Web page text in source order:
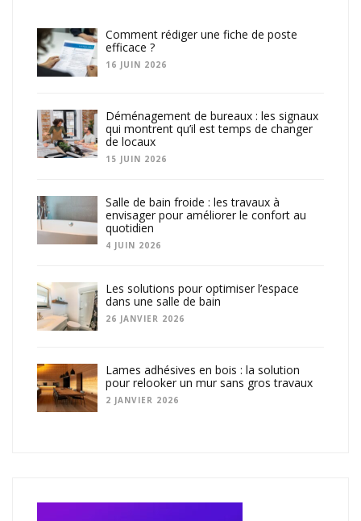
Comment rédiger une fiche de poste
efficace ?
16 JUIN 2026
Déménagement de bureaux : les signaux
qui montrent qu’il est temps de changer
de locaux
15 JUIN 2026
Salle de bain froide : les travaux à
envisager pour améliorer le confort au
quotidien
4 JUIN 2026
Les solutions pour optimiser l’espace
dans une salle de bain
26 JANVIER 2026
Lames adhésives en bois : la solution
pour relooker un mur sans gros travaux
2 JANVIER 2026